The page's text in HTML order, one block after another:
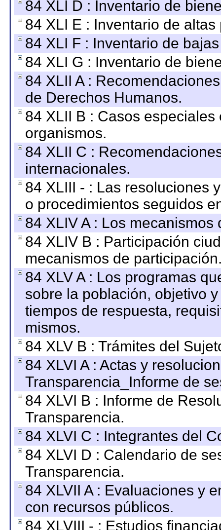
84 XLI D : Inventario de
84 XLI E : Inventario de
84 XLI F : Inventario de
84 XLI G : Inventario de
84 XLII A :
de Derechos Humanos.
84 XLII B : Casos
organismos.
84 XLII C :
internacionales.
84 XLIII - : Las resoluciones
o procedimientos seguidos
84 XLIV A : Los
84 XLIV B : Participación
mecanismos de
84 XLV A : Los programas
sobre la población, objetivo
tiempos de respuesta,
mismos.
84 XLV B : Trámites del
84 XLVI A : Actas y
Transparencia_Informe de
84 XLVI B : Informe de
Transparencia.
84 XLVI C : Integrantes del
84 XLVI D : Calendario de
Transparencia.
84 XLVII A : Evaluaciones y
con recursos públicos.
84 XLVIII - : Estudios